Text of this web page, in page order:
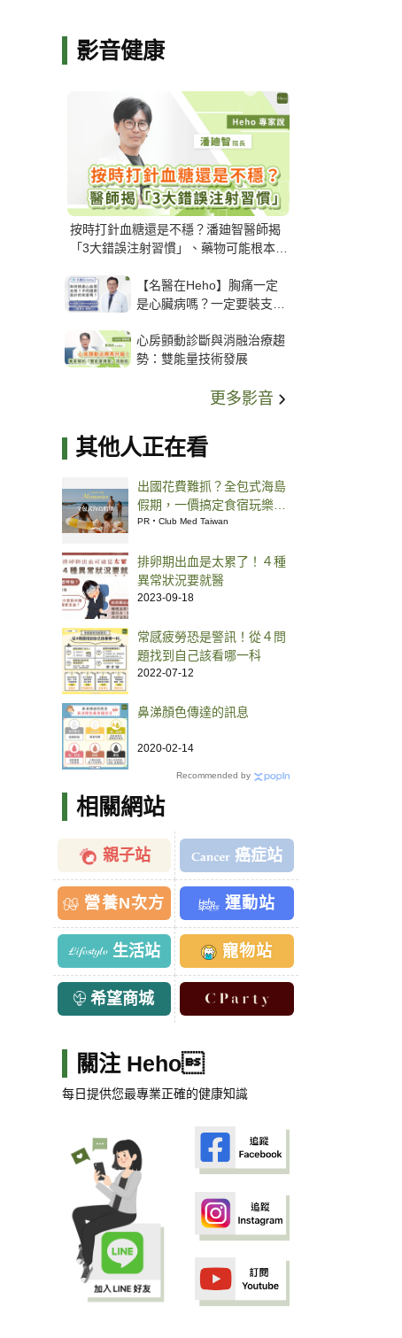
影音健康
按時打針血糖還是不穩？潘廸智醫師揭
「3大錯誤注射習慣」、藥物可能根本沒
【名醫在Heho】胸痛一定
是心臟病嗎？一定要裝支
解析支架種類、風險與選擇
關鍵
心房顫動診斷與消融治療趨
勢：雙能量技術發展
更多影音
其他人正在看
出國花費難抓？全包式海島
假期，一價搞定食宿玩樂，
省錢更省心！
PR・Club Med Taiwan
排卵期出血是太累了！４種
異常狀況要就醫
2023-09-18
常感疲勞恐是警訊！從４問
題找到自己該看哪一科
2022-07-12
鼻涕顏色傳達的訊息
2020-02-14
Recommended by
相關網站
親子站 癌症站
營養N次方 運動站
生活站 寵物站
希望商城
關注 Heho
每日提供您最專業正確的健康知識